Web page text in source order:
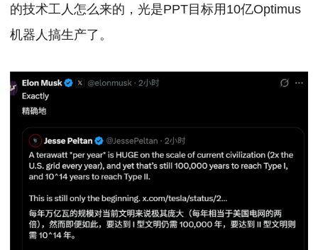
的技术工人怎么来的，光是PPT目标用10亿Optimus
机器人搞生产了。